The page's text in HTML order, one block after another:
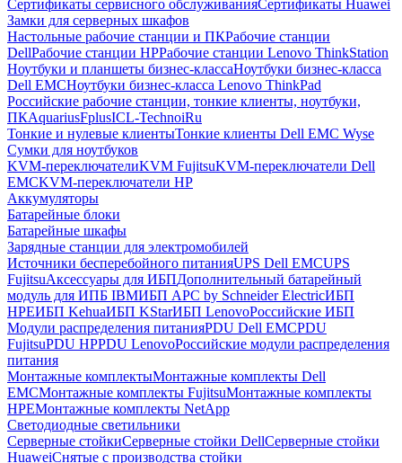
Сертификаты сервисного обслуживанияСертификаты Huawei
Замки для серверных шкафов
Настольные рабочие станции и ПКРабочие станции
DellРабочие станции HPРабочие станции Lenovo ThinkStation
Ноутбуки и планшеты бизнес-классаНоутбуки бизнес-класса
Dell EMCНоутбуки бизнес-класса Lenovo ThinkPad
Российские рабочие станции, тонкие клиенты, ноутбуки,
ПКAquariusFplusICL-TechnoiRu
Тонкие и нулевые клиентыТонкие клиенты Dell EMC Wyse
Сумки для ноутбуков
KVM-переключателиKVM FujitsuKVM-переключатели Dell
EMCKVM-переключатели HP
Аккумуляторы
Батарейные блоки
Батарейные шкафы
Зарядные станции для электромобилей
Источники бесперебойного питанияUPS Dell EMCUPS
FujitsuАксессуары для ИБПДополнительный батарейный
модуль для ИПБ IBMИБП APC by Schneider ElectricИБП
HPEИБП KehuaИБП KStarИБП LenovoРоссийские ИБП
Модули распределения питанияPDU Dell EMCPDU
FujitsuPDU HPPDU LenovoРоссийские модули распределения
питания
Монтажные комплектыМонтажные комплекты Dell
EMCМонтажные комплекты FujitsuМонтажные комплекты
HPEМонтажные комплекты NetApp
Светодиодные светильники
Серверные стойкиСерверные стойки DellСерверные стойки
HuaweiСнятые с производства стойки